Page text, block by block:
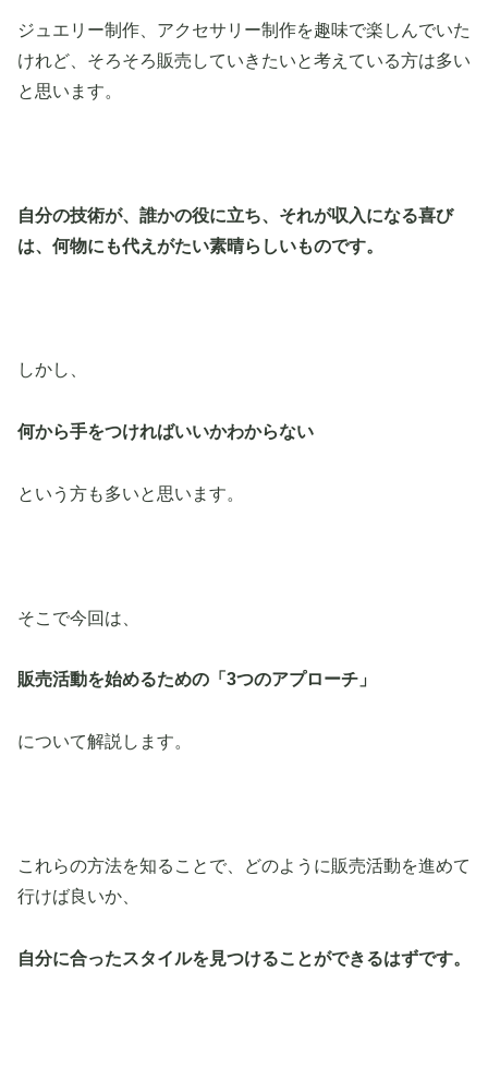
ジュエリー制作、アクセサリー制作を趣味で楽しんでいた
けれど、そろそろ販売していきたいと考えている方は多い
と思います。
自分の技術が、誰かの役に立ち、それが収入になる喜び
は、何物にも代えがたい素晴らしいものです。
しかし、
何から手をつければいいかわからない
という方も多いと思います。
そこで今回は、
販売活動を始めるための「3つのアプローチ」
について解説します。
これらの方法を知ることで、どのように販売活動を進めて
行けば良いか、
自分に合ったスタイルを見つけることができるはずです。